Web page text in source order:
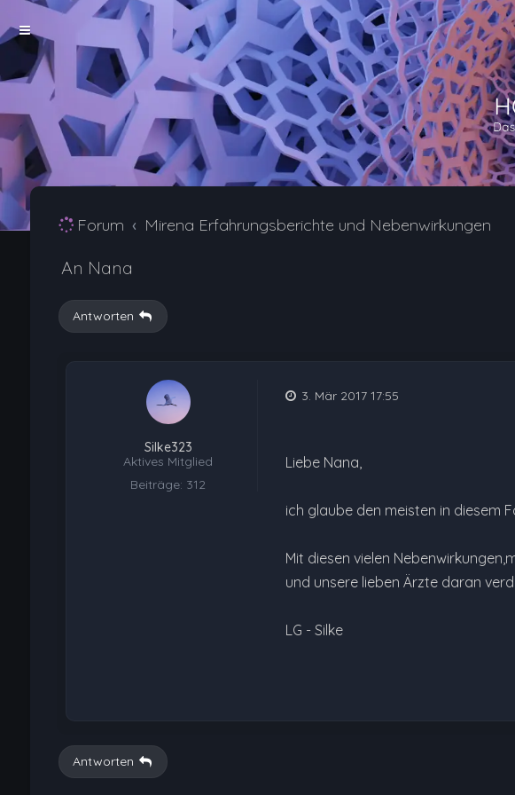
Forum Mirena Erfahrungsberichte und Nebenwirkungen
An Nana
Antworten
Silke323
Aktives Mitglied
Beiträge: 312
3. Mär 2017 17:55
Liebe Nana,
ich glaube den meisten in diesem
Mit diesen vielen
und unsere lieben Ärzte daran
LG - Silke
Antworten